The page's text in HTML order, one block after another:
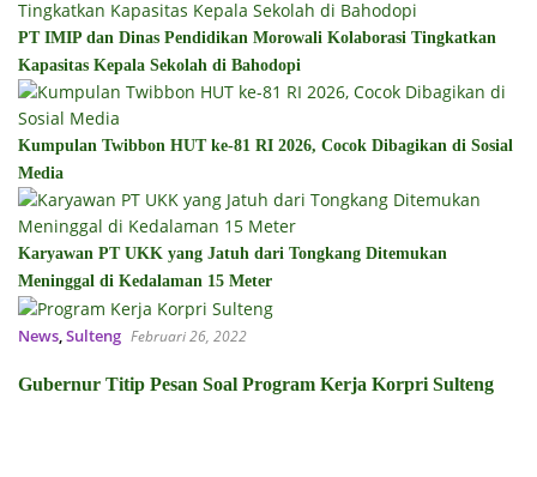
PT IMIP dan Dinas Pendidikan Morowali Kolaborasi Tingkatkan
Kapasitas Kepala Sekolah di Bahodopi
Kumpulan Twibbon HUT ke-81 RI 2026, Cocok Dibagikan di Sosial
Media
Karyawan PT UKK yang Jatuh dari Tongkang Ditemukan
Meninggal di Kedalaman 15 Meter
News,Sulteng Februari 26, 2022
Gubernur Titip Pesan Soal Program Kerja Korpri Sulteng